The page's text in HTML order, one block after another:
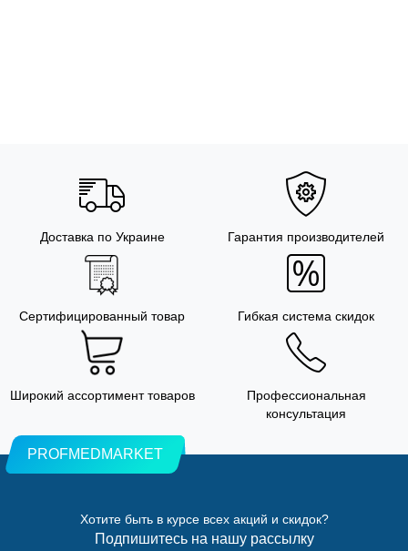
Доставка по Украине Гарантия производителей
Сертифицированный товар Гибкая система скидок
Широкий ассортимент товаров
Профессиональная
консультация
PROFMEDMARKET
Хотите быть в курсе всех акций и скидок?
Подпишитесь на нашу рассылку